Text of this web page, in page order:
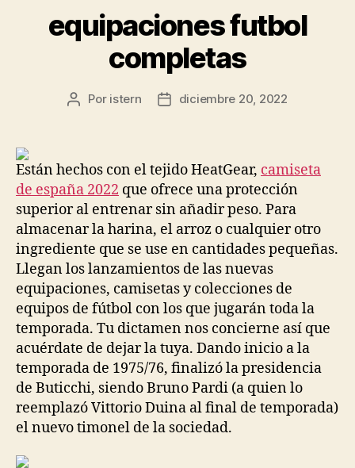
equipaciones futbol
completas
Autor
Por istern
Fechadiciembre 20, 2022
Están hechos con el tejido HeatGear, camiseta
de españa 2022 que ofrece una protección
superior al entrenar sin añadir peso. Para
almacenar la harina, el arroz o cualquier otro
ingrediente que se use en cantidades pequeñas.
Llegan los lanzamientos de las nuevas
equipaciones, camisetas y colecciones de
equipos de fútbol con los que jugarán toda la
temporada. Tu dictamen nos concierne así que
acuérdate de dejar la tuya. Dando inicio a la
temporada de 1975/76, finalizó la presidencia
de Buticchi, siendo Bruno Pardi (a quien lo
reemplazó Vittorio Duina al final de temporada)
el nuevo timonel de la sociedad.